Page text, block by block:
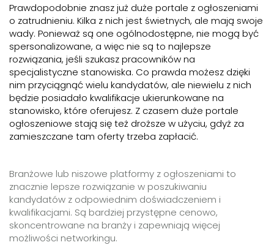
Prawdopodobnie znasz już duże portale z ogłoszeniami
o zatrudnieniu. Kilka z nich jest świetnych, ale mają swoje
wady. Ponieważ są one ogólnodostępne, nie mogą być
spersonalizowane, a więc nie są to najlepsze
rozwiązania, jeśli szukasz pracowników na
specjalistyczne stanowiska. Co prawda możesz dzięki
nim przyciągnąć wielu kandydatów, ale niewielu z nich
będzie posiadało kwalifikacje ukierunkowane na
stanowisko, które oferujesz. Z czasem duże portale
ogłoszeniowe stają się też droższe w użyciu, gdyż za
zamieszczane tam oferty trzeba zapłacić.
Branżowe lub niszowe platformy z ogłoszeniami to
znacznie lepsze rozwiązanie w poszukiwaniu
kandydatów z odpowiednim doświadczeniem i
kwalifikacjami. Są bardziej przystępne cenowo,
skoncentrowane na branży i zapewniają więcej
możliwości networkingu.